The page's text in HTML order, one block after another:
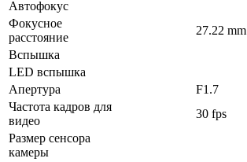
Автофокус
Фокусное
расстояние
27.22 mm
Вспышка
LED вспышка
Апертура
F1.7
Частота кадров для
видео
30 fps
Размер сенсора
камеры